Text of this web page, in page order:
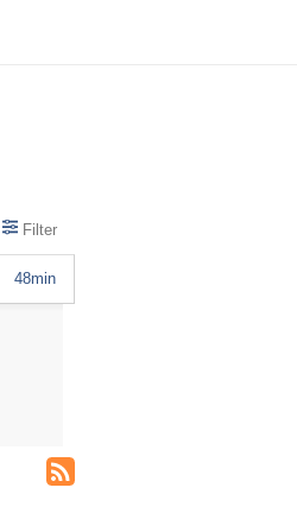
Filter
48min